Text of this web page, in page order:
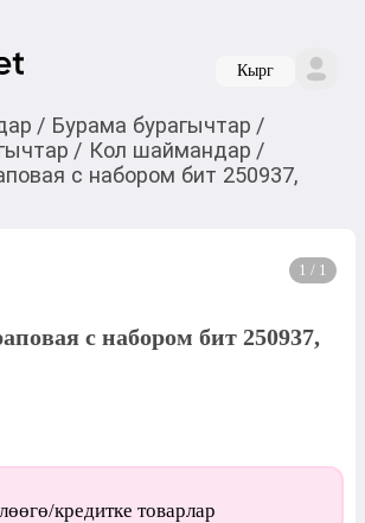
Кырг
/ Бурама бурагычтар /
/ Кол шаймандар /
с набором бит 250937,
1 / 1
с набором бит 250937,
кредитке товарлар